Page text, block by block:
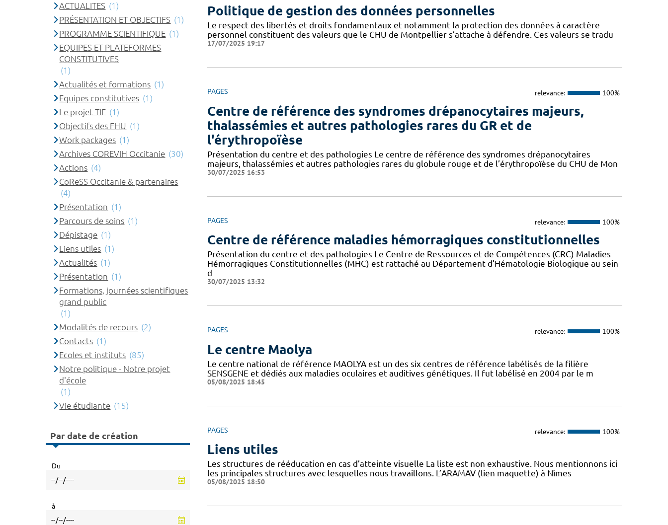
Politique de gestion des données personnelles
Le respect des libertés et droits fondamentaux et notamment la protection des données à caractère
personnel constituent des valeurs que le CHU de Montpellier s’attache à défendre. Ces valeurs se tradu
17/07/2025 19:17
PAGES relevance: 100%
Centre de référence des syndromes drépanocytaires majeurs,
thalassémies et autres pathologies rares du GR et de
l'érythropoïèse
Présentation du centre et des pathologies Le centre de référence des syndromes drépanocytaires
majeurs, thalassémies et autres pathologies rares du globule rouge et de l’érythropoïèse du CHU de Mon
30/07/2025 16:53
PAGES relevance: 100%
Centre de référence maladies hémorragiques constitutionnelles
Présentation du centre et des pathologies Le Centre de Ressources et de Compétences (CRC) Maladies
Hémorragiques Constitutionnelles (MHC) est rattaché au Département d’Hématologie Biologique au sein
d
30/07/2025 13:32
PAGES relevance: 100%
Le centre Maolya
Le centre national de référence MAOLYA est un des six centres de référence labélisés de la filière
SENSGENE et dédiés aux maladies oculaires et auditives génétiques. Il fut labélisé en 2004 par le m
05/08/2025 18:45
PAGES relevance: 100%
Liens utiles
Les structures de rééducation en cas d’atteinte visuelle La liste est non exhaustive. Nous mentionnons ici
les principales structures avec lesquelles nous travaillons. L’ARAMAV (lien maquette) à Nîmes
05/08/2025 18:50
ACTUALITES (1)
PRÉSENTATION ET OBJECTIFS (1)
PROGRAMME SCIENTIFIQUE (1)
EQUIPES ET PLATEFORMES
CONSTITUTIVES
(1)
Actualités et formations (1)
Equipes constitutives (1)
Le projet TIE (1)
Objectifs des FHU (1)
Work packages (1)
Archives COREVIH Occitanie (30)
Actions (4)
CoReSS Occitanie & partenaires
(4)
Présentation (1)
Parcours de soins (1)
Dépistage (1)
Liens utiles (1)
Actualités (1)
Présentation (1)
Formations, journées scientifiques
grand public
(1)
Modalités de recours (2)
Contacts (1)
Ecoles et instituts (85)
Notre politique - Notre projet
d'école
(1)
Vie étudiante (15)
Par date de création
Du
à